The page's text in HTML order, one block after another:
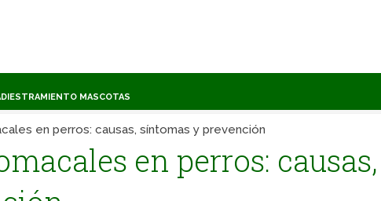
MASCOTAS
en perros: causas, síntomas y prevención
en perros: causas,